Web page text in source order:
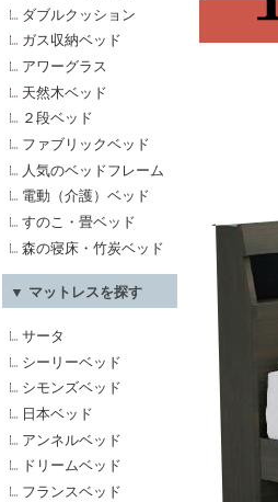
ダブルクッション
ガス収納ベッド
アワーグラス
天然木ベッド
２段ベッド
ファブリックベッド
人気のベッドフレーム
電動（介護）ベッド
すのこ・畳ベッド
森の寝床・竹炭ベッド
▼ マットレスを探す
サータ
シーリーベッド
シモンズベッド
日本ベッド
アンネルベッド
ドリームベッド
フランスベッド